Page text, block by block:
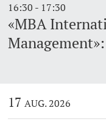
16:30 - 17:30
«MBA
17AUG. 2026